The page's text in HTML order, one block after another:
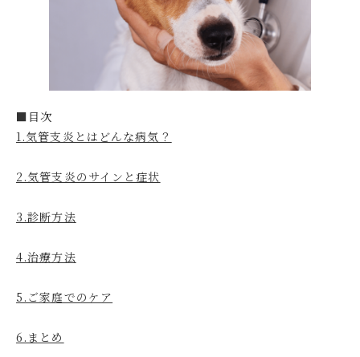
■目次
1.気管支炎とはどんな病気？
2.気管支炎のサインと症状
3.診断方法
4.治療方法
5.ご家庭でのケア
6.まとめ